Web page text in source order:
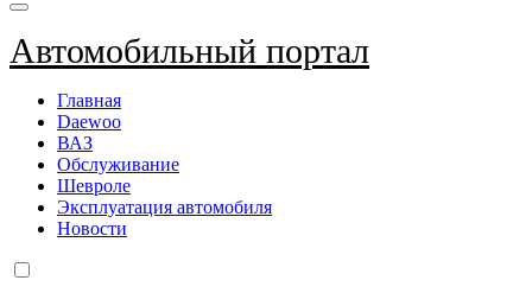
Автомобильный портал
Главная
Daewoo
ВАЗ
Обслуживание
Шевроле
Эксплуатация автомобиля
Новости